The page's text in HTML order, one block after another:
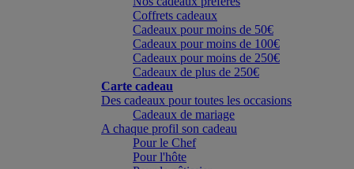
Coffrets cadeaux
Cadeaux pour moins de 50€
Cadeaux pour moins de 100€
Cadeaux pour moins de 250€
Cadeaux de plus de 250€
Carte cadeau
Des cadeaux pour toutes les occasions
Cadeaux de mariage
A chaque profil son cadeau
Pour le Chef
Pour l'hôte